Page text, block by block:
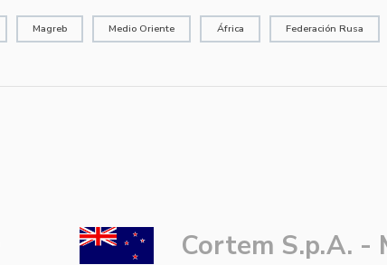
Magreb Medio Oriente África Federación Rusa
Cortem S.p.A. -